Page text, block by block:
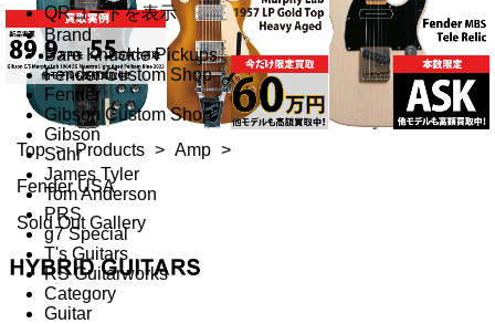
QRコードを表示
Brand
Bare Knuckle Pickups
Fender Custom Shop
Fender
Gibson Custom Shop
Gibson
Suhr
James Tyler
Tom Anderson
PRS
g7 Special
T's Guitars
RS Guitarworks
Category
Guitar
Top > Products > Amp >
Fender USA
Sold Out Gallery